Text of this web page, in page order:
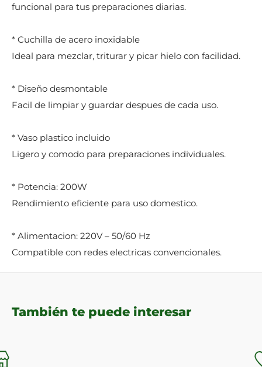
funcional para tus preparaciones diarias.
* Cuchilla de acero inoxidable
Ideal para mezclar, triturar y picar hielo con facilidad.
* Diseño desmontable
Facil de limpiar y guardar despues de cada uso.
* Vaso plastico incluido
Ligero y comodo para preparaciones individuales.
* Potencia: 200W
Rendimiento eficiente para uso domestico.
* Alimentacion: 220V – 50/60 Hz
Compatible con redes electricas convencionales.
También te puede interesar